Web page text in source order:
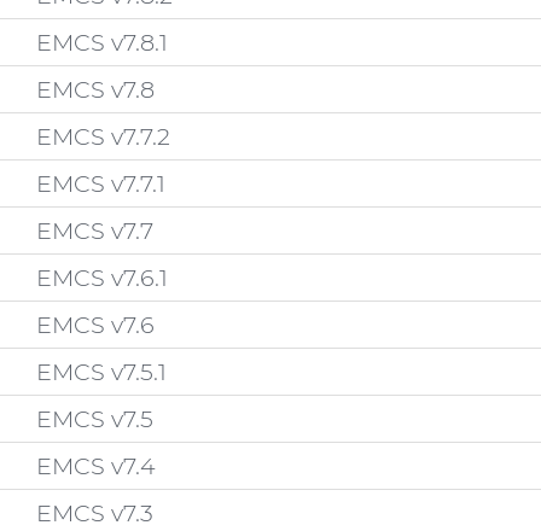
EMCS v7.8.1
EMCS v7.8
EMCS v7.7.2
EMCS v7.7.1
EMCS v7.7
EMCS v7.6.1
EMCS v7.6
EMCS v7.5.1
EMCS v7.5
EMCS v7.4
EMCS v7.3